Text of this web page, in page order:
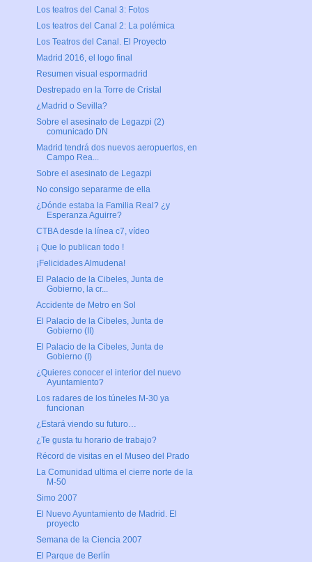
Los teatros del Canal 3: Fotos
Los teatros del Canal 2: La polémica
Los Teatros del Canal. El Proyecto
Madrid 2016, el logo final
Resumen visual espormadrid
Destrepado en la Torre de Cristal
¿Madrid o Sevilla?
Sobre el asesinato de Legazpi (2)
comunicado DN
Madrid tendrá dos nuevos aeropuertos, en
Campo Rea...
Sobre el asesinato de Legazpi
No consigo separarme de ella
¿Dónde estaba la Familia Real? ¿y
Esperanza Aguirre?
CTBA desde la línea c7, vídeo
¡ Que lo publican todo !
¡Felicidades Almudena!
El Palacio de la Cibeles, Junta de
Gobierno, la cr...
Accidente de Metro en Sol
El Palacio de la Cibeles, Junta de
Gobierno (II)
El Palacio de la Cibeles, Junta de
Gobierno (I)
¿Quieres conocer el interior del nuevo
Ayuntamiento?
Los radares de los túneles M-30 ya
funcionan
¿Estará viendo su futuro…
¿Te gusta tu horario de trabajo?
Récord de visitas en el Museo del Prado
La Comunidad ultima el cierre norte de la
M-50
Simo 2007
El Nuevo Ayuntamiento de Madrid. El
proyecto
Semana de la Ciencia 2007
El Parque de Berlín